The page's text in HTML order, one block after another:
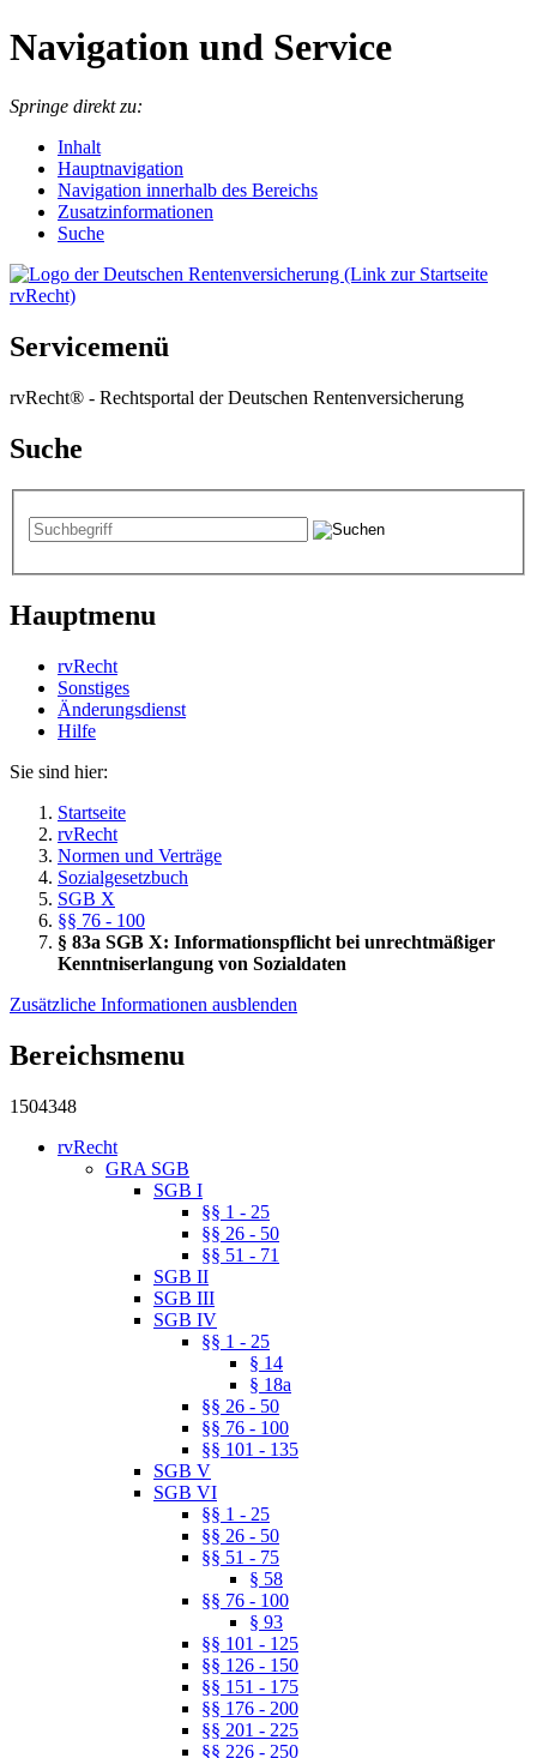
Navigation und Service
Springe direkt zu:
Inhalt
Hauptnavigation
Navigation innerhalb des Bereichs
Zusatzinformationen
Suche
Servicemenü
rvRecht® - Rechtsportal der Deutschen Rentenversicherung
Suche
Hauptmenu
rvRecht
Sonstiges
Änderungsdienst
Hil­fe
Sie sind hier:
Startseite
rvRecht
Normen und Verträge
Sozialgesetzbuch
SGB X
§§ 76 - 100
§ 83a SGB X: Informationspflicht bei unrechtmäßiger
Kenntniserlangung von Sozialdaten
Zusätzliche Informationen ausblenden
Bereichsmenu
1504348
rvRecht
GRA SGB
SGB I
§§ 1 - 25
§§ 26 - 50
§§ 51 - 71
SGB II
SGB III
SGB IV
§§ 1 - 25
§ 14
§ 18a
§§ 26 - 50
§§ 76 - 100
§§ 101 - 135
SGB V
SGB VI
§§ 1 - 25
§§ 26 - 50
§§ 51 - 75
§ 58
§§ 76 - 100
§ 93
§§ 101 - 125
§§ 126 - 150
§§ 151 - 175
§§ 176 - 200
§§ 201 - 225
§§ 226 - 250